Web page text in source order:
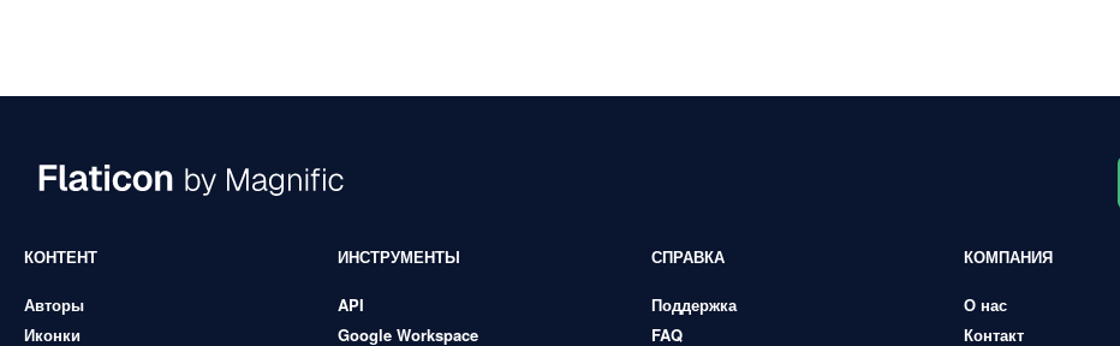
КОНТЕНТ
Авторы
Иконки
ИНСТРУМЕНТЫ
API
Google Workspace
СПРАВКА
Поддержка
FAQ
КОМПАНИЯ
О нас
Контакт